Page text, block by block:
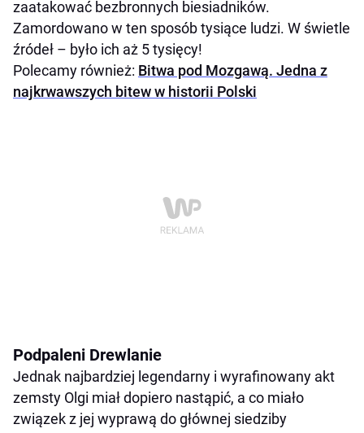
zaatakować bezbronnych biesiadników.
Zamordowano w ten sposób tysiące ludzi. W świetle
źródeł – było ich aż 5 tysięcy!
Polecamy również: Bitwa pod Mozgawą. Jedna z
najkrwawszych bitew w historii Polski
Podpaleni Drewlanie
Jednak najbardziej legendarny i wyrafinowany akt
zemsty Olgi miał dopiero nastąpić, a co miało
związek z jej wyprawą do głównej siedziby